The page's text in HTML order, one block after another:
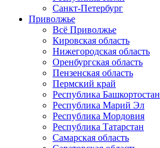
Санкт-Петербург
Приволжье
Всё Приволжье
Кировская область
Нижегородская область
Оренбургская область
Пензенская область
Пермский край
Республика Башкортостан
Республика Марий Эл
Республика Мордовия
Республика Татарстан
Самарская область